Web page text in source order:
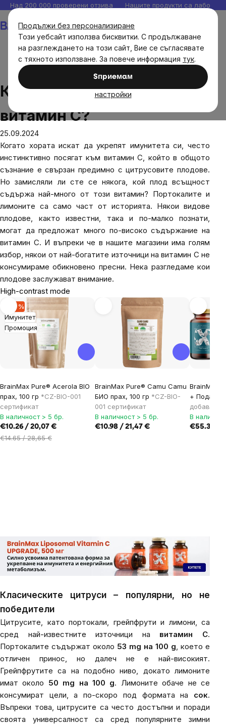
Продължи без персонализиране
Този уебсайт използва бисквитки. С продължаване
на разглеждането на този сайт, Вие се съгласявате
с тяхното използване. За повече информация тук.
Sпpиeмaм
настройки
Прескочи
към
съдържанието
Над 200 000 проверени отзива Нашите продукти са
Кой плод е шампион на витамин С?
Кой плод е шампион на
витамин С?
25.09.2024
Когато хората искат да укрепят имунитета си, често
инстинктивно посягат към витамин C, който в общото
съзнание е свързан предимно с цитрусовите плодове.
Но замисляли ли сте се някога, кой плод всъщност
съдържа най-много от този витамин? Портокалите и
лимоните са само част от историята. Някои видове
плодове, както известни, така и по-малко познати,
могат да предложат много по-високо съдържание на
витамин C. И въпреки че в нашите магазини има голям
избор, някои от най-богатите източници на витамин C не
консумираме обикновено пресни. Нека разгледаме кои
плодове заслужават внимание.
High-contrast mode
Имунитет
Промоция
-30 %
BrainMax Pure® Acerola BIO
прах, 100 гр *CZ-BIO-001
сертификат
В наличност > 5 бр.
€10.26 / 20,07 €
€14.65 / 28,65 €
BrainMax Pure® Camu Camu
БИО прах, 100 гр *CZ-BIO-
001 сертификат
В наличност > 5 бр.
€10.98 / 21,47 €
BrainMax
+
добавка
В
€55.38 /
Класическите цитруси – популярни, но не
победители
Цитрусите, като портокали, грейпфрути и лимони, са
сред най-известните източници на витамин C.
Портокалите съдържат около 53 mg на 100 g, което е
отличен принос, но далеч не е най-високият.
Грейпфрутите са на подобно ниво, докато лимоните
имат около 50 mg на 100 g. Лимоните обаче не се
консумират цели, а по-скоро под формата на сок.
Въпреки това, цитрусите са често достъпни и поради
своята универсалност са сред популярните зимни